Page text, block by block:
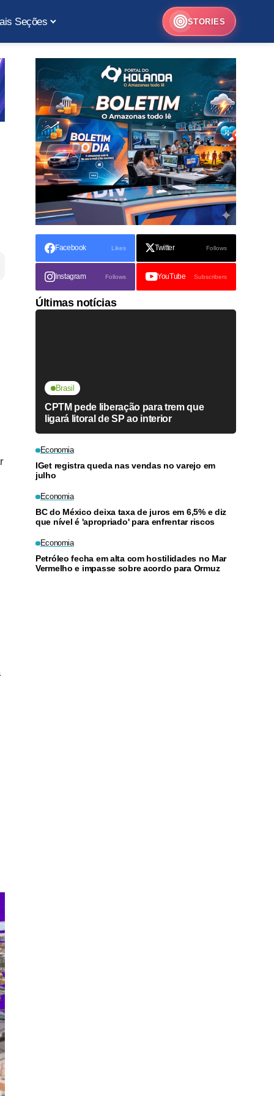
Seções STORIES
Facebook Likes Twitter Follows
Instagram Follows YouTube Subscribers
Últimas notícias
Brasil
CPTM pede liberação para trem que
ligará litoral de SP ao interior
Economia
IGet registra queda nas vendas no varejo em
julho
Economia
BC do México deixa taxa de juros em 6,5% e diz
que nível é 'apropriado' para enfrentar riscos
Economia
Petróleo fecha em alta com hostilidades no Mar
Vermelho e impasse sobre acordo para Ormuz